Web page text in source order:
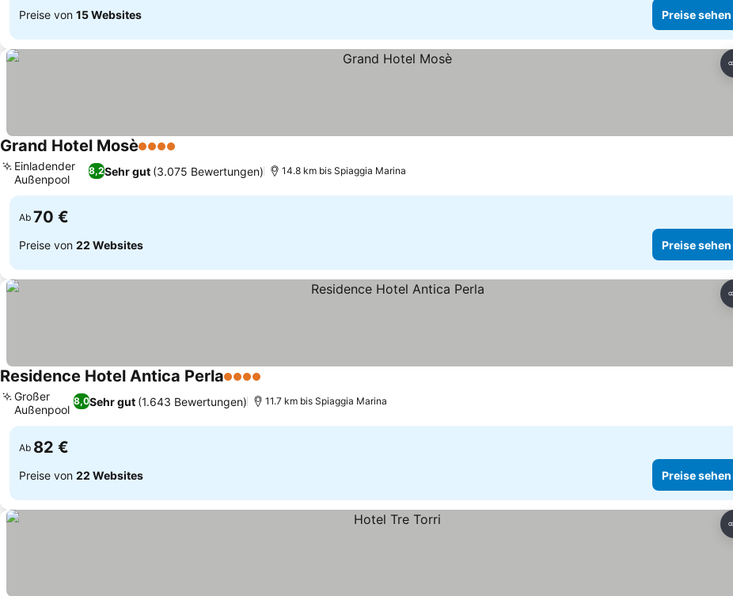
Preise von 15 Websites Preise sehen
Grand Hotel Mosè4 Sterne
8,2Sehr gut (3.075 Bewertungen)
Einladender
Außenpool
14.8 km bis Spiaggia Marina
Ab 70 €
Preise von 22 Websites Preise sehen
Residence Hotel Antica Perla4 Sterne
8,0Sehr gut (1.643 Bewertungen)
Großer
Außenpool
11.7 km bis Spiaggia Marina
Ab 82 €
Preise von 22 Websites Preise sehen